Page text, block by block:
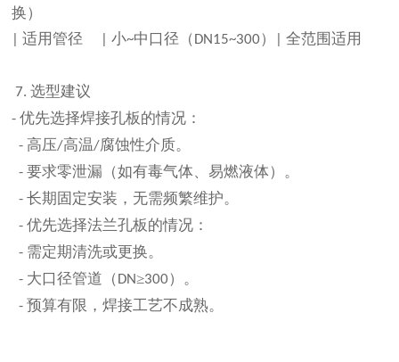
换）
|适用管径 |小~中口径（ DN15~300） |全范围适用
7.选型建议
-优先选择焊接孔板的情况：
- 高压/高温/腐蚀性介质。
-要求零泄漏（如有毒气体、易燃液体）。
-长期固定安装，无需频繁维护。
-优先选择法兰孔板的情况：
- 需定期清洗或更换。
- 大口径管道（ DN≥300）。
-预算有限，焊接工艺不成熟。